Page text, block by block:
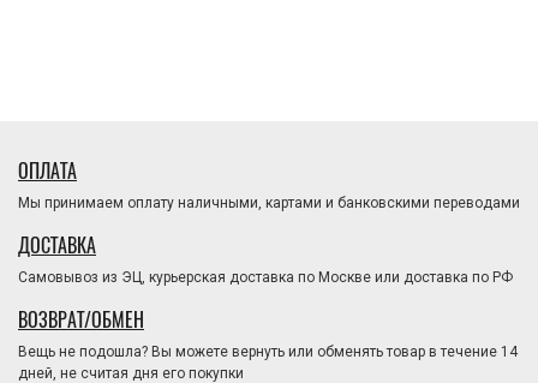
ОПЛАТА
Мы принимаем оплату наличными, картами и банковскими переводами
ДОСТАВКА
Самовывоз из ЭЦ, курьерская доставка по Москве или доставка по РФ
ВОЗВРАТ/ОБМЕН
Вещь не подошла? Вы можете вернуть или обменять товар в течение 14
дней, не считая дня его покупки